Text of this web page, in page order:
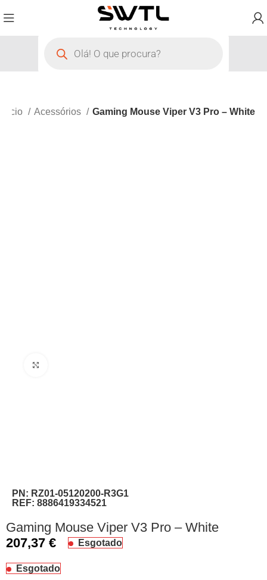
Início Acessórios Gaming Mouse Viper V3 Pro – White
PN: RZ01-05120200-R3G1
REF:8886419334521
Gaming Mouse Viper V3 Pro – White
207,37€ Esgotado
Esgotado